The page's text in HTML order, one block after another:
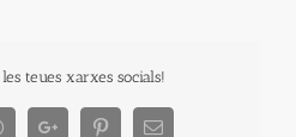
teues xarxes socials!
WhatsappGoogle+ PinterestEmail